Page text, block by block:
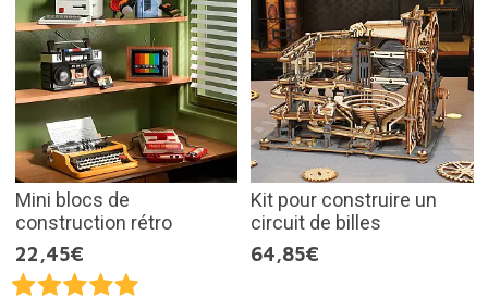
Mini blocs de
construction rétro
22,45€
Kit pour construire un
circuit de billes
64,85€